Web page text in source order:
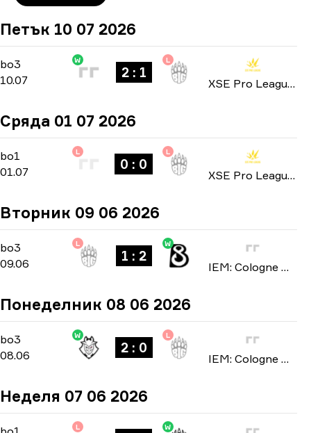
Петък 10 07 2026
bo3 -bo3
10.07
W
2 : 1
L
XSE Pro League 2026
Сряда 01 07 2026
bo1 Group Stage
bo1
01.07
L
0 : 0
L
XSE Pro League 2026
Вторник 09 06 2026
bo3
bo3
09.06
L
1 : 2
W
IEM: Cologne Major 2026
Понеделник 08 06 2026
bo3
bo3
08.06
W
2 : 0
L
IEM: Cologne Major 2026
Неделя 07 06 2026
bo1
L W